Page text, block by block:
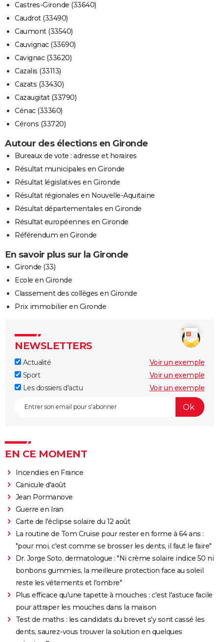
Castres-Gironde (33640)
Caudrot (33490)
Caumont (33540)
Cauvignac (33690)
Cavignac (33620)
Cazalis (33113)
Cazats (33430)
Cazaugitat (33790)
Cénac (33360)
Cérons (33720)
Autour des élections en Gironde
Bureaux de vote : adresse et horaires
Résultat municipales en Gironde
Résultat législatives en Gironde
Résultat régionales en Nouvelle-Aquitaine
Résultat départementales en Gironde
Résultat européennes en Gironde
Référendum en Gironde
En savoir plus sur la Gironde
Gironde (33)
Ecole en Gironde
Classement des collèges en Gironde
Prix immobilier en Gironde
NEWSLETTERS
Actualité
Voir un exemple
Sport
Voir un exemple
Les dossiers d'actu
Voir un exemple
EN CE MOMENT
Incendies en France
Canicule d'août
Jean Pormanove
Guerre en Iran
Carte de l'éclipse solaire du 12 août
La routine de Tom Cruise pour rester en forme à 64 ans :
"pour moi, c'est comme se brosser les dents, il faut le faire"
Dr. Jorge Soto, dermatologue : "Ni crème solaire indice 50 ni
bonbons gummies, la meilleure protection face au soleil
reste les vêtements et l'ombre"
Plus efficace qu'une tapette à mouches : c'est l'astuce facile
pour attraper les mouches dans la maison
Test de maths : les candidats du brevet s'y sont cassé les
dents, saurez-vous trouver la solution en quelques